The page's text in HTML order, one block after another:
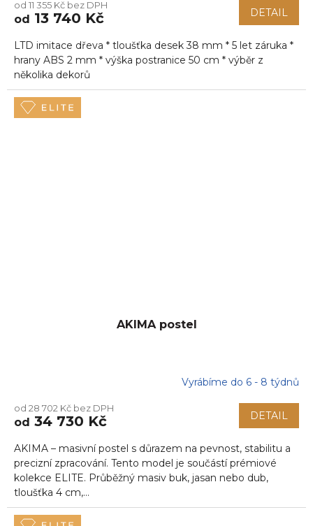
produktu
je
z
5
hvězdiček.
od 11 355 Kč bez DPH
od 13 740 Kč DETAIL
LTD imitace dřeva * tloušťka desek 38 mm * 5 let záruka *
hrany ABS 2 mm * výška postranice 50 cm * výběr z
několika dekorů
AKIMA postel
produktu
je
z
5
hvězdiček.
Vyrábíme do 6 - 8 týdnů
od 28 702 Kč bez DPH
od 34 730 Kč DETAIL
AKIMA – masivní postel s důrazem na pevnost, stabilitu a
precizní zpracování. Tento model je součástí prémiové
kolekce ELITE. Průběžný masiv buk, jasan nebo dub,
tloušťka 4 cm,...